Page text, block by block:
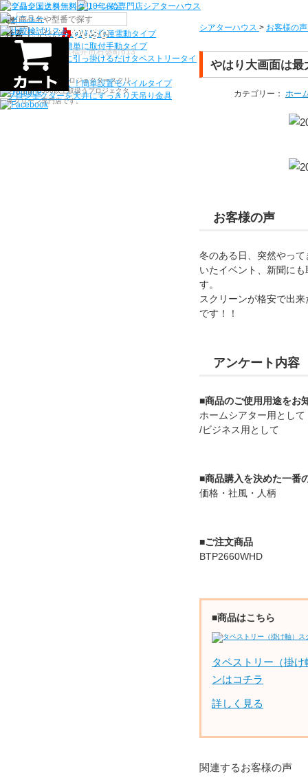
検索
シアターハウス > お客様の声
やはり大画面は
カテゴリー： ホー
お客様の声
冬のある日、突然やっ
いたイベント、新聞に
す。
スクリーンが格安で出
です！！
アンケート内容
■商品のご使用用途をお
ホームシアター用として
/ビジネス用として
■商品購入を決めた一番
価格・社風・人柄
■ご注文商品
BTP2660WHD
■商品はこちら
タペストリー（掛
ンはコチラ
詳しく見る
関連するお客様の声
機種から選ぶ
シアターハウス人気NO1機種電動タイプ
電源工事なしで簡単に取付手動タイプ
ネジ付きフックに引っ掛けるだけタペストリータイ
持ち運びらくらく！簡単設置モバイルタイプ
プロジェクターを天井にすっきり 天吊り金具
〒910-0122 福井県福井市石盛町613
シアターハウスは、プロジェクタースクリ
ーンを全部で500以上取扱うプロジェクタ
ースクリーン専門店です。